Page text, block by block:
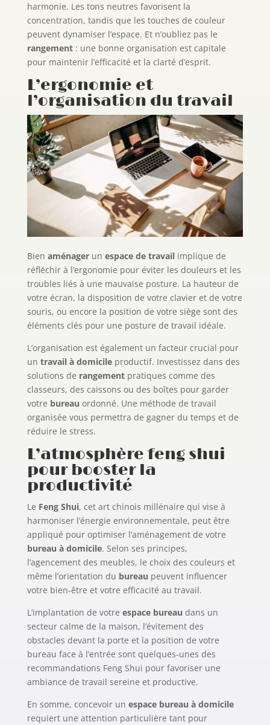
harmonie. Les tons neutres favorisent la
concentration, tandis que les touches de couleur
peuvent dynamiser l’espace. Et n’oubliez pas le
rangement: une bonne organisation est capitale
pour maintenir l’efficacité et la clarté d’esprit.
L’ergonomie et
l’organisation du travail
Bien aménagerun espace de travailimplique de
réfléchir à l’ergonomie pour éviter les douleurs et les
troubles liés à une mauvaise posture. La hauteur de
votre écran, la disposition de votre clavier et de votre
souris, ou encore la position de votre siège sont des
éléments clés pour une posture de travail idéale.
L’organisation est également un facteur crucial pour
un travail à domicileproductif. Investissez dans des
solutions de rangementpratiques comme des
classeurs, des caissons ou des boîtes pour garder
votre bureau ordonné. Une méthode de travail
organisée vous permettra de gagner du temps et de
réduire le stress.
L’atmosphère feng shui
pour booster la
productivité
Le Feng Shui, cet art chinois millénaire qui vise à
harmoniser l’énergie environnementale, peut être
appliqué pour optimiser l’aménagement de votre
bureau à domicile. Selon ses principes,
l’agencement des meubles, le choix des couleurs et
même l’orientation du bureau peuvent influencer
votre bien-être et votre efficacité au travail.
L’implantation de votre espace bureau dans un
secteur calme de la maison, l’évitement des
obstacles devant la porte et la position de votre
bureau face à l’entrée sont quelques-unes des
recommandations Feng Shui pour favoriser une
ambiance de travail sereine et productive.
En somme, concevoir un espace bureau à domicile
requiert une attention particulière tant pour